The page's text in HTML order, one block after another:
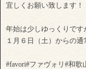
宜しくお願い致します！
年始は少しゆっくりです
１月６日（土）からの
#favori#ファヴォリ#和歌